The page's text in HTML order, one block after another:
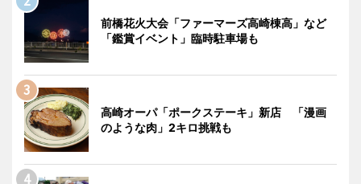
前橋花火大会「ファーマーズ高崎棟高」など
「鑑賞イベント」臨時駐車場も
高崎オーパ「ポークステーキ」新店 「漫画
のような肉」2キロ挑戦も